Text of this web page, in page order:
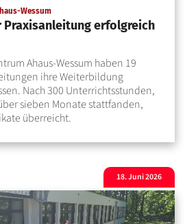
Wessum:
erfolgreich
Ahaus-Wessum haben 19
ihre Weiterbildung
Nach 300 Unterrichtsstunden,
sieben Monate stattfanden,
überreicht.
18. Juni 2026